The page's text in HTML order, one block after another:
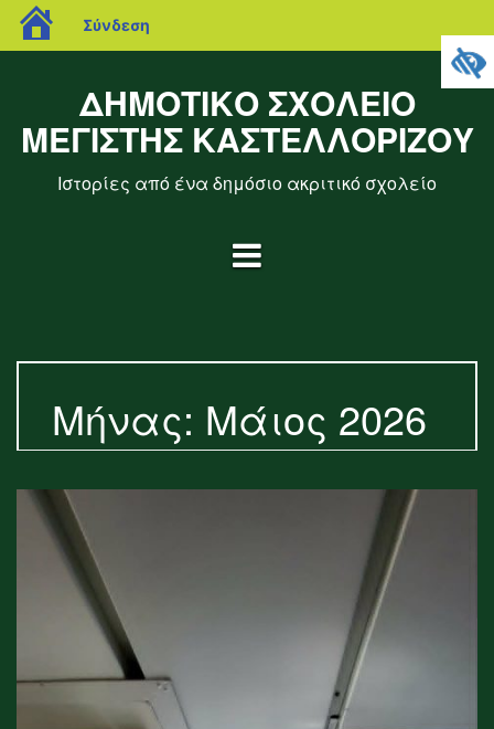
περιεχόμενοΔΗΜΟΤΙΚΟ ΣΧΟΛΕΙΟ
ΜΕΓΙΣΤΗΣ ΚΑΣΤΕΛΛΟΡΙΖΟΥ
Ιστορίες από ένα δημόσιο ακριτικό σχολείο
Μήνας: Μάιος 2026
blogs.sch.gr
Σύνδεση